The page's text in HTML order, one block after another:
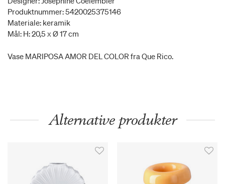
Produktnummer: 5420025375146
Materiale: keramik
Mål: H: 20,5 x Ø 17 cm
Vase MARIPOSA AMOR DEL COLOR fra Que Rico.
Alternative produkter